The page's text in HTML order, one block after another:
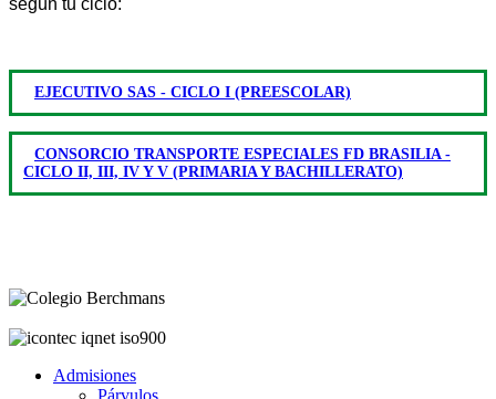
EJECUTIVO SAS - CICLO I (PREESCOLAR)
CONSORCIO TRANSPORTE ESPECIALES FD BRASILIA -
CICLO II, III, IV Y V (PRIMARIA Y BACHILLERATO)
Admisiones
Párvulos